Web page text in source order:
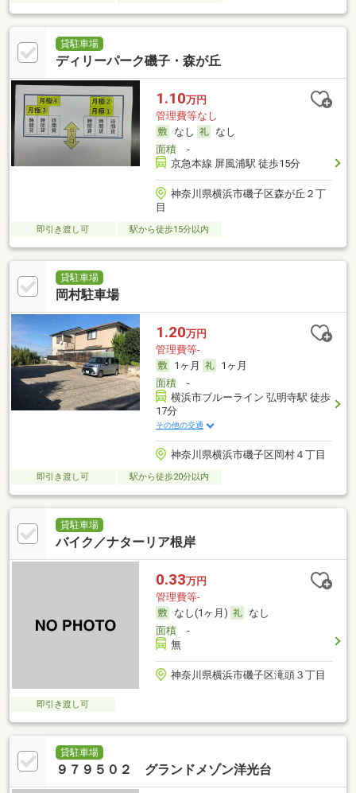
貸駐車場
ディリーパーク磯子・森が丘
1.10万円
管理費等なし
なし
なし
面積-
京急本線 屏風浦駅 徒歩15分
神奈川県横浜市磯子区森が丘２丁
目
即引き渡し可 駅から徒歩15分以内
貸駐車場
岡村駐車場
1.20万円
管理費等-
1ヶ月
1ヶ月
面積-
横浜市ブルーライン 弘明寺駅 徒歩
17分
その他の交通
神奈川県横浜市磯子区岡村４丁目
即引き渡し可 駅から徒歩20分以内
貸駐車場
バイク／ナターリア根岸
0.33万円
管理費等-
なし(1ヶ月)
なし
面積-
無
神奈川県横浜市磯子区滝頭３丁目
即引き渡し可
貸駐車場
９７９５０２ グランドメゾン洋光台